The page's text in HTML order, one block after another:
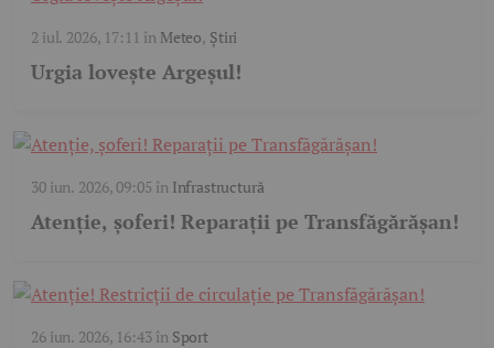
2 iul. 2026, 17:11 în Meteo, Știri
Urgia lovește Argeșul!
30 iun. 2026, 09:05 în Infrastructură
Atenție, șoferi! Reparații pe Transfăgărășan!
26 iun. 2026, 16:43în Sport